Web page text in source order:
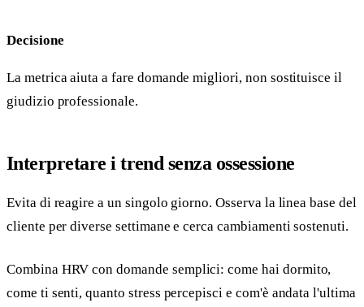
Decisione
La metrica aiuta a fare domande migliori, non sostituisce il
giudizio professionale.
Interpretare i trend senza ossessione
Evita di reagire a un singolo giorno. Osserva la linea base del
cliente per diverse settimane e cerca cambiamenti sostenuti.
Combina HRV con domande semplici: come hai dormito,
come ti senti, quanto stress percepisci e com'è andata l'ultima